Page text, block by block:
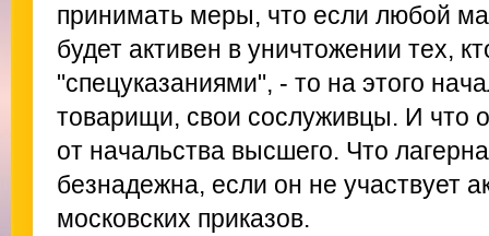
принимать меры, что если любой
будет активен в уничтожении тех,
"спецуказаниями", - то на этого
товарищи, свои сослуживцы. И что
от начальства высшего. Что
безнадежна, если он не участвует
московских приказов.